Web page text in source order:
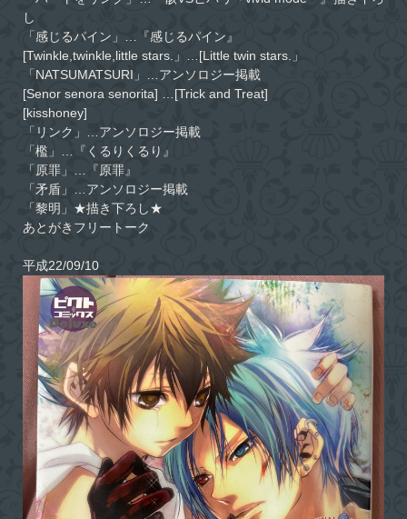
し
「感じるパイン」…『感じるパイン』
[Twinkle,twinkle,little stars.」…[Little twin stars.」
「NATSUMATSURI」…アンソロジー掲載
[Senor senora senorita] …[Trick and Treat]
[kisshoney]
「リンク」…アンソロジー掲載
「檻」…『くるりくるり』
「原罪」…『原罪』
「矛盾」…アンソロジー掲載
「黎明」★描き下ろし★
あとがきフリートーク
平成22/09/10